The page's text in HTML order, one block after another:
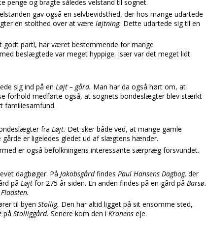
penge og bragte således velstand til sognet.
gav også en selvbevidsthed, der hos mange udartede
en stolthed over at være løjtning. Dette udartede sig til en
parti, har været bestemmende for mange
beslægtede var meget hyppige. Især var det meget lidt
sig ind på en Løjt – gård. Man har da også hørt om, at
forhold medførte også, at sognets bondeslægter blev stærkt
familiesamfund.
fra Løjt. Det sker både ved, at mange gamle
er ligeledes gledet ud af slægtens hænder.
er også befolkningens interessante særpræg forsvundet.
dagbøger. På Jakobsgårdfindes Paul Hansens Dagbog, der
på Løjt for 275 år siden. En anden findes på en gård på Barsø.
Fladsten.
til byen Stollig. Den har altid ligget på sit ensomme sted,
på Stolliggård. Senere kom den i Kronens eje.